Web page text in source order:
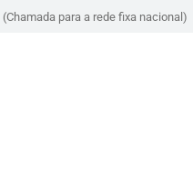
para a rede fixa nacional)